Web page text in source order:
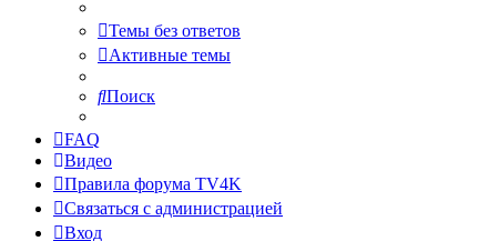
Темы без ответов
Активные темы
Поиск
FAQ
Видео
Правила форума TV4K
Связаться с администрацией
Вход